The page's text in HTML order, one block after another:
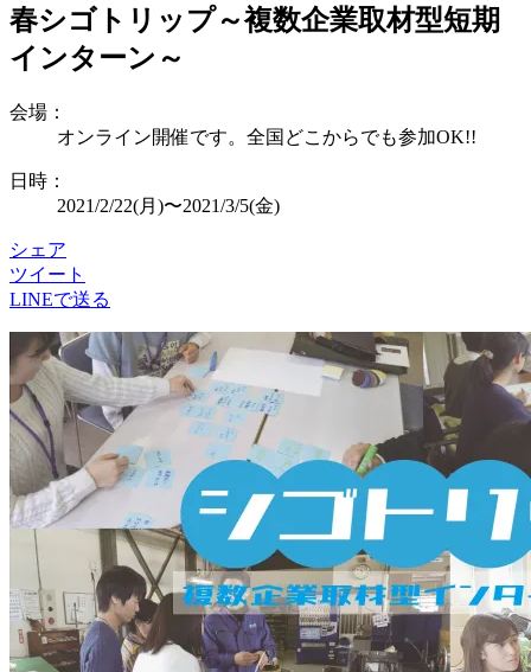
春シゴトリップ～複数企業取材型短期
インターン～
会場：
オンライン開催です。全国どこからでも参加OK!!
日時：
2021/2/22(月)〜2021/3/5(金)
シェア
ツイート
LINEで送る